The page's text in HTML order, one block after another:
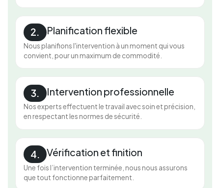
2. Planification flexible
Nous planifions l'intervention à un moment qui vous
convient, pour un maximum de commodité.
3. Intervention professionnelle
Nos experts effectuent le travail avec soin et précision,
en respectant les normes de sécurité.
4. Vérification et finition
Une fois l’intervention terminée, nous nous assurons
que tout fonctionne parfaitement.